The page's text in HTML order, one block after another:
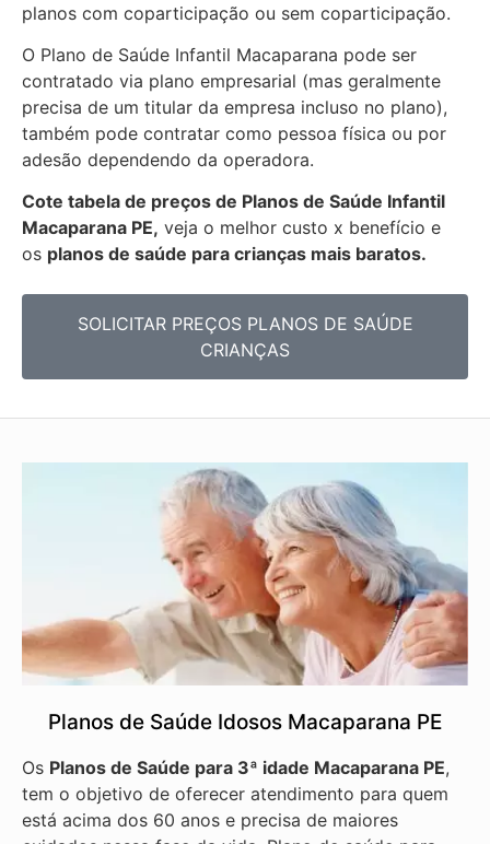
planos com coparticipação ou sem coparticipação.
O Plano de Saúde Infantil Macaparana pode ser
contratado via plano empresarial (mas geralmente
precisa de um titular da empresa incluso no plano),
também pode contratar como pessoa física ou por
adesão dependendo da operadora.
Cote tabela de preços de Planos de Saúde Infantil
Macaparana PE, veja o melhor custo x benefício e
os planos de saúde para crianças mais baratos.
SOLICITAR PREÇOS PLANOS DE SAÚDE
CRIANÇAS
Planos de Saúde Idosos Macaparana PE
Os Planos de Saúde para 3ª idade Macaparana PE,
tem o objetivo de oferecer atendimento para quem
está acima dos 60 anos e precisa de maiores